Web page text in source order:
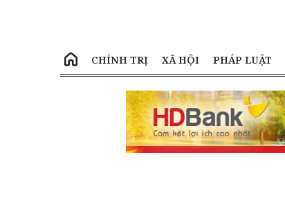
CHÍNH TRỊ XÃ HỘI PHÁP LUẬT